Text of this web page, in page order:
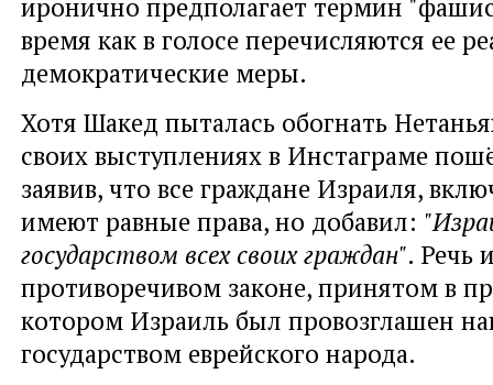
иронично предполагает термин
время как в голосе перечисляются ее
демократические меры.
Хотя Шакед пыталась обогнать
своих выступлениях в Инстаграме
заявив, что все граждане Израиля,
имеют равные права, но добавил:
государством всех своих граждан". Речь
противоречивом законе, принятом в
котором Израиль был провозглашен
государством еврейского народа.